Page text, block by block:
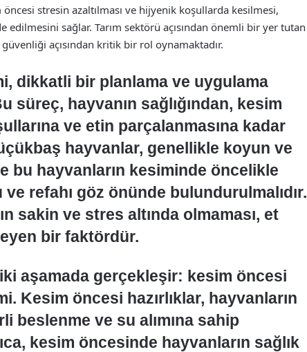
stresin azaltılması ve hijyenik koşullarda kesilmesi,
edilmesini sağlar. Tarım sektörü açısından önemli bir yer tutan
açısından kritik bir rol oynamaktadır.
dikkatli bir planlama ve uygulama
süreç, hayvanın sağlığından, kesim
ve etin parçalanmasına kadar
hayvanlar, genellikle koyun ve
bu hayvanların kesiminde öncelikle
refahı göz önünde bulundurulmalıdır.
sakin ve stres altında olmaması, et
bir faktördür.
aşamada gerçekleşir: kesim öncesi
Kesim öncesi hazırlıklar, hayvanların
beslenme ve su alımına sahip
kesim öncesinde hayvanların sağlık